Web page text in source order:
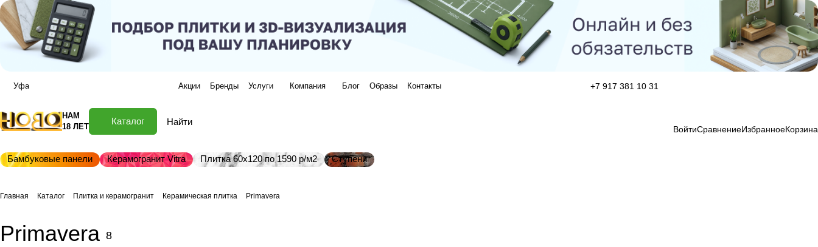
Уфа Акции Бренды Услуги Компания Блог Образы Контакты +7 917 381 10 31
НАМ
18 ЛЕТ
Каталог
ВойтиСравнениеИзбранноеКорзина
Бамбуковые панели Керамогранит Vitra Плитка 60х120 по 1590 р/м2 Ступени
Главная Каталог Плитка и керамогранит Керамическая плитка Primavera
Primavera 8